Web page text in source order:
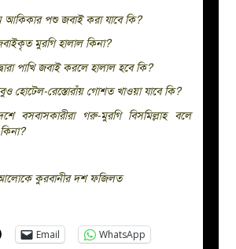
আকিকার পশু জবাই করা যাবে কি?
মুরগি হালাল কিনা?
পাখি জবাই করলে হালাল হবে কি?
হোটেল-রেস্তোরাঁয় গোশত খাওয়া যাবে কি?
বসবাসকারীরা গরু-মুরগি বিসমিল্লাহ বলে
আলোকে কুরবানীর দশ ফজিলত
Email
WhatsApp